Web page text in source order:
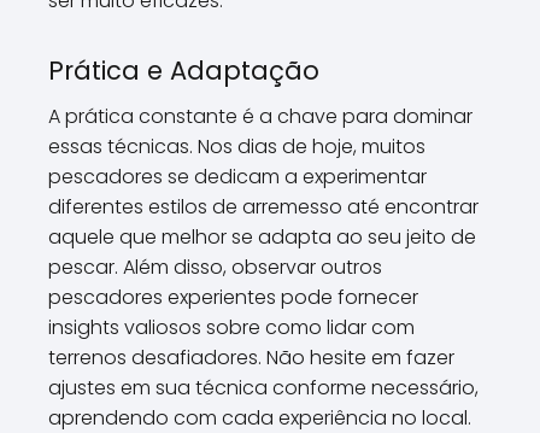
Prática e Adaptação
A prática constante é a chave para dominar
essas técnicas. Nos dias de hoje, muitos
pescadores se dedicam a experimentar
diferentes estilos de arremesso até encontrar
aquele que melhor se adapta ao seu jeito de
pescar. Além disso, observar outros
pescadores experientes pode fornecer
insights valiosos sobre como lidar com
terrenos desafiadores. Não hesite em fazer
ajustes em sua técnica conforme necessário,
aprendendo com cada experiência no local.